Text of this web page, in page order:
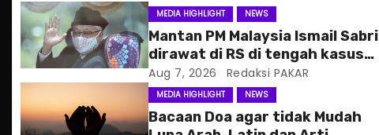
g
a
t
i
MEDIA HIGHLIGHT NEWS
Mantan PM Malaysia Ismail Sabri
dirawat di RS di tengah kasus
hukum
Aug 7, 2026 Redaksi PAKAR
MEDIA HIGHLIGHT NEWS
Bacaan Doa agar tidak Mudah